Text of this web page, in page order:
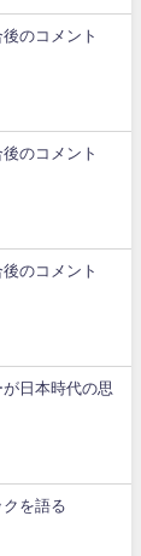
のコメント
のコメント
のコメント
日本時代の思
を語る